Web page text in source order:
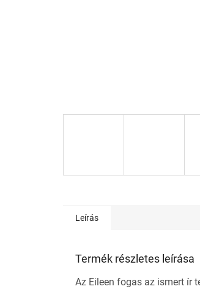
Leírás
Termék részletes leírása
Az Eileen fogas az ismert ír